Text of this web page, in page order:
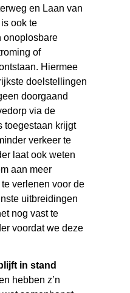
en Laan van
ook te
onoplosbare
of
Hiermee
doelstellingen
doorgaand
via de
toegestaan krijgt
verkeer te
laat ook weten
aan meer
verlenen voor de
uitbreidingen
nog vast te
voordat we deze
in stand
hebben z’n